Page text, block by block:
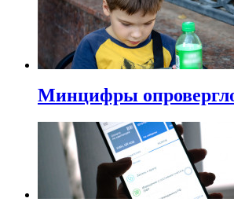
Минцифры